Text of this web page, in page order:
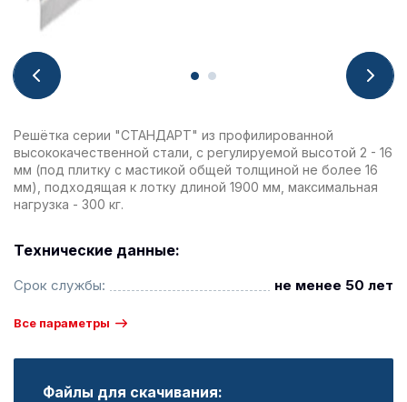
Решётка серии "СТАНДАРТ" из профилированной
высококачественной стали, с регулируемой высотой 2 - 16
мм (под плитку с мастикой общей толщиной не более 16
мм), подходящая к лотку длиной 1900 мм, максимальная
нагрузка - 300 кг.
Технические данные:
Срок службы: не менее 50 лет
Все параметры
Файлы для скачивания: